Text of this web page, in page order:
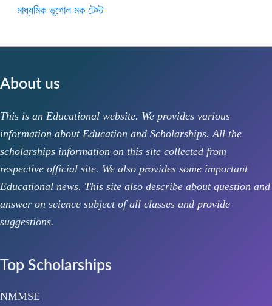
মাধ্যমিক ভূগোল মক টেস্ট
About us
This is an Educational website. We provides various
information about Education and Scholarships. All the
scholarships information on this site collected from
respective official site. We also provides some important
Educational news. This site also describe about question and
answer on science subject of all classes and provide
suggestions.
Top Scholarships
NMMSE